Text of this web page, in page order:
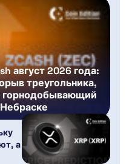
август 2026 года:
треугольника,
горнодобывающий
а